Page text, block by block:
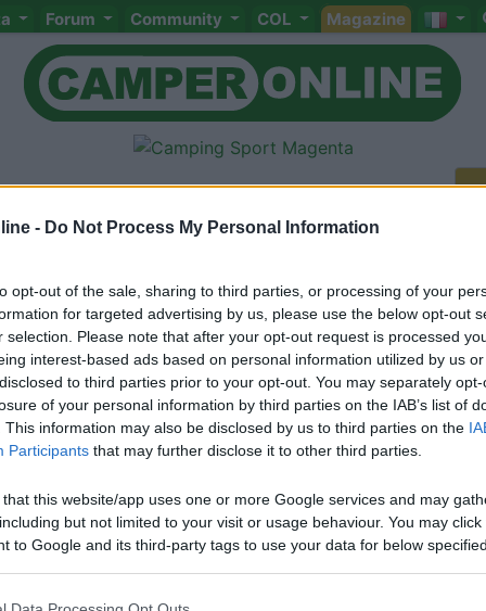
- Do Not Process My Personal Information
opt-out of the sale, sharing to third parties, or processing of your
for targeted advertising by us, please use the below opt-out
selection. Please note that after your opt-out request is processed
interest-based ads based on personal information utilized by us
to third parties prior to your opt-out. You may separately
of your personal information by third parties on the IAB’s list of
This information may also be disclosed by us to third parties on the
Participants that may further disclose it to other third parties.
that this website/app uses one or more Google services and may
but not limited to your visit or usage behaviour. You may
to Google and its third-party tags to use your data for below
Forum Community COL Magazine
Meccanica Cellula Accessori Eventi Leggi Comportamenti
Attivi
< 1 >
chiusura a gancio di un armadio impedendone l'apertura?
da impedire che qualche oggetto ne ostacoli l'apertura. Grazie,